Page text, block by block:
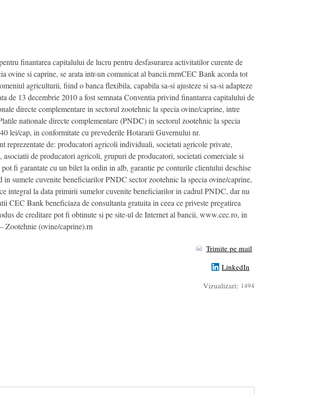
finantarea capitalului de lucru pentru desfasurarea activitatilor curente de
ovine si caprine, se arata intr-un comunicat al bancii.rnrnCEC Bank acorda tot
agriculturii, fiind o banca flexibila, capabila sa-si ajusteze si sa-si adapteze
de 13 decembrie 2010 a fost semnata Conventia privind finantarea capitalului de
directe complementare in sectorul zootehnic la specia ovine/caprine, intre
nationale directe complementare (PNDC) in sectorul zootehnic la specia
lei/cap, in conformitate cu prevederile Hotararii Guvernului nr.
reprezentate de: producatori agricoli individuali, societati agricole private,
de producatori agricoli, grupuri de producatori, societati comerciale si
fi garantate cu un bilet la ordin in alb, garantie pe conturile clientului deschise
sumele cuvenite beneficiarilor PNDC sector zootehnic la specia ovine/caprine,
integral la data primirii sumelor cuvenite beneficiarilor in cadrul PNDC, dar nu
Bank beneficiaza de consultanta gratuita in ceea ce priveste pregatirea
de creditare pot fi obtinute si pe site-ul de Internet al bancii, www.cec.ro, in
(ovine/caprine).rn
Trimite pe mail
LinkedIn
Vizualizari: 1494